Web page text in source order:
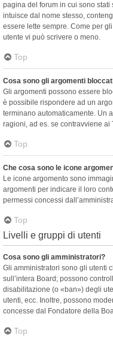
pagina del forum in cui sono
intuisce dal nome stesso,
essere lette sempre. Come per
utente vi può scrivere o meno.
Top
Cosa sono gli argomenti
Gli argomenti possono essere
è possibile rispondere ad un
terminano automaticamente. Un
ragioni, ad es. se contravviene ai
Top
Che cosa sono le icone
Le icone argomento sono
argomenti per indicare il loro
permessi concessi
Top
Livelli e gruppi di utenti
Cosa sono gli amministratori?
Gli amministratori sono gli utenti
sull’intera Board; possono
disabilitazione (o «ban») degli
utenti, ecc. Inoltre, possono
concesse dal Fondatore della
Top